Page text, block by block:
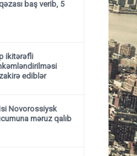
baş verib, 5
ikitərəfli
ediblər
Novorossiysk
məruz qalıb